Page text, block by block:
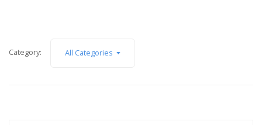
Category: All Categories